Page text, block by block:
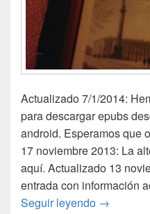
Actualizado 7/1/2014:
para descargar epubs
android. Esperamos que
17 noviembre 2013: La
aquí. Actualizado 13
entrada con información
Seguir leyendo Descarga
→